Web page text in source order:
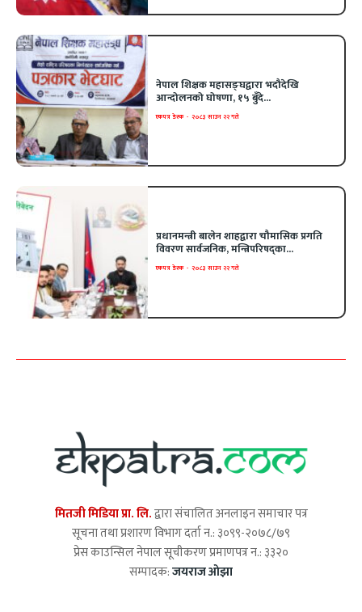
नेपाल शिक्षक महासङ्घद्वारा भदौदेखि
आन्दोलनको घोषणा, १५ बुँदे...
एकपत्र डेस्क - २०८३ साउन २२ गते
प्रधानमन्त्री बालेन शाहद्वारा चौमासिक प्रगति
विवरण सार्वजनिक, मन्त्रिपरिषद्का...
एकपत्र डेस्क - २०८३ साउन २२ गते
मितजी मिडिया प्रा. लि.द्वारा संचालित अनलाइन समाचार पत्र
सूचना तथा प्रशारण विभाग दर्ता न.: ३०९९-२०७८/७९
प्रेस काउन्सिल नेपाल सूचीकरण प्रमाणपत्र न.: ३३२०
सम्पादक:जयराज ओझा